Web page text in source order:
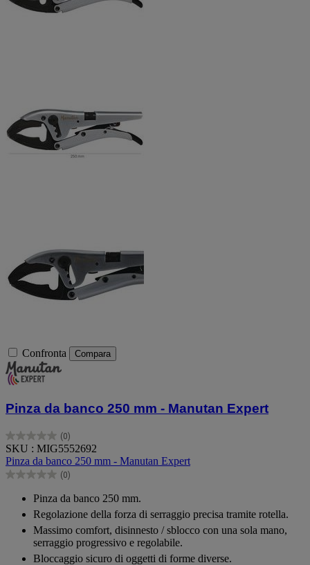
Confronta Compara
Pinza da banco 250 mm - Manutan Expert
(0)
0.0
su
5
stelle.
SKU : MIG5552692
Pinza da banco 250 mm - Manutan Expert
(0)
0.0
stelle.
Pinza da banco 250 mm.
Regolazione della forza di serraggio precisa tramite rotella.
Massimo comfort, disinnesto / sblocco con una sola mano,
serraggio progressivo e regolabile.
Bloccaggio sicuro di oggetti di forme diverse.